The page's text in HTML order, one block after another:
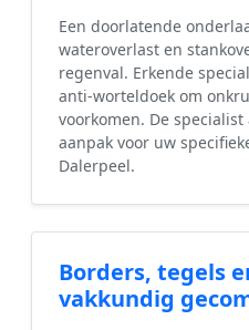
Een doorlatende
wateroverlast en
regenval. Erkende
anti-worteldoek om
voorkomen. De
aanpak voor uw
Dalerpeel.
Borders, tegels
vakkundig